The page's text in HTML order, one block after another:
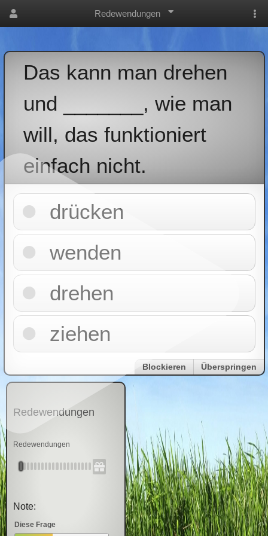
Redewendungen
Das kann man drehen
und _______, wie man
will, das funktioniert
einfach nicht.
drücken
wenden
drehen
ziehen
Blockieren Überspringen
Redewendungen
Redewendungen
Note:
Diese Frage